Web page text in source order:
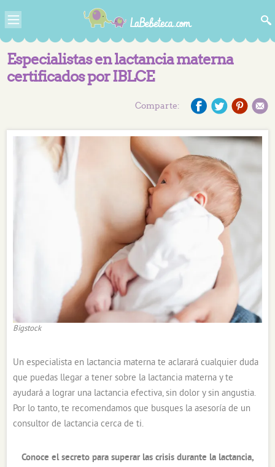
Especialistas en lactancia materna
certificados por IBLCE
Comparte:
Bigstock
Un especialista en lactancia materna te aclarará cualquier duda
que puedas llegar a tener sobre la lactancia materna y te
ayudará a lograr una lactancia efectiva, sin dolor y sin angustia.
Por lo tanto, te recomendamos que busques la asesoría de un
consultor de lactancia cerca de ti.
Conoce el secreto para superar las crisis durante la lactancia,